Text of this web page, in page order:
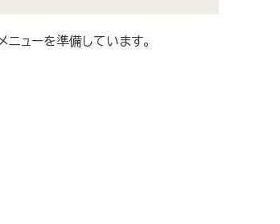
ューを準備しています。